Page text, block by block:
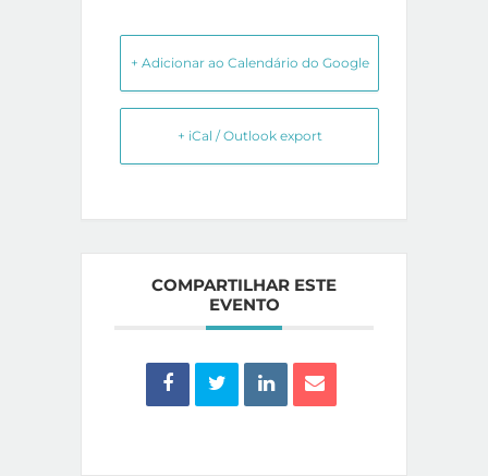
+ Adicionar ao Calendário do Google
+ iCal / Outlook export
COMPARTILHAR ESTE
EVENTO